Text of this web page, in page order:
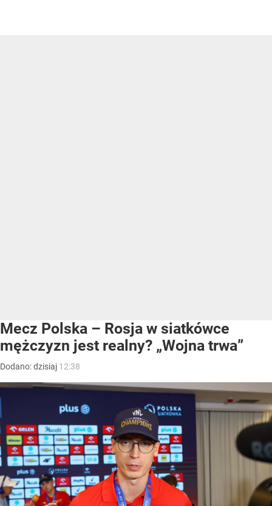
Mecz Polska – Rosja w siatkówce
mężczyzn jest realny? „Wojna trwa”
Dodano:dzisiaj 12:38